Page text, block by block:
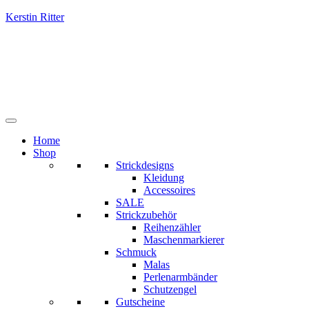
Kerstin Ritter
Home
Shop
Strickdesigns
Kleidung
Accessoires
SALE
Strickzubehör
Reihenzähler
Maschenmarkierer
Schmuck
Malas
Perlenarmbänder
Schutzengel
Gutscheine